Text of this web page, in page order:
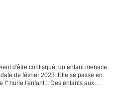
d'être confisqué, un enfant menace
de février 2023. Elle se passe en
!" hurle l'enfant... Des enfants aux